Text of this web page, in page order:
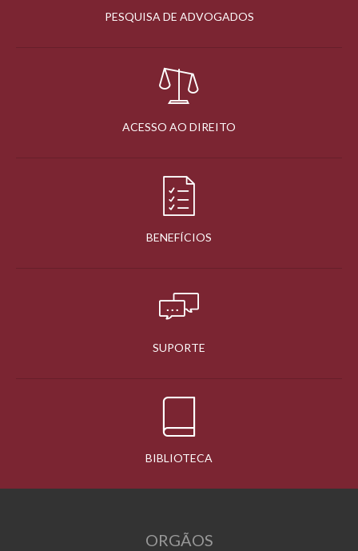
PESQUISA DE ADVOGADOS
ACESSO AO DIREITO
BENEFÍCIOS
SUPORTE
BIBLIOTECA
ORGÃOS